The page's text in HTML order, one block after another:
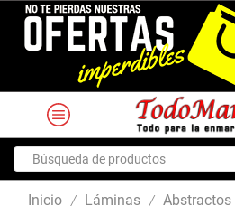
input
Inicio / Láminas / Abstractos